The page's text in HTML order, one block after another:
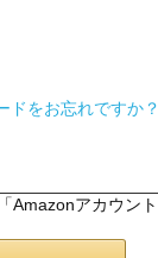
ドをお忘れですか？
Amazonアカウント